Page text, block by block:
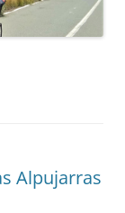
Alpujarras